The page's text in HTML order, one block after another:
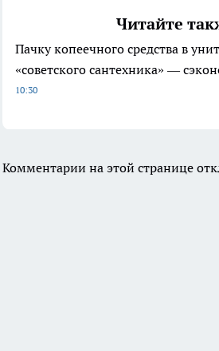
Читайте
Пачку копеечного средства в
«советского сантехника» —
10:30
Комментарии на этой странице